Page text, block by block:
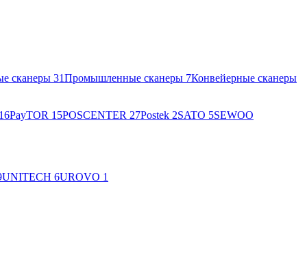
сканеры 31Промышленные сканеры 7Конвейерные сканеры
16PayTOR 15POSCENTER 27Postek 2SATO 5SEWOO
UNITECH 6UROVO 1